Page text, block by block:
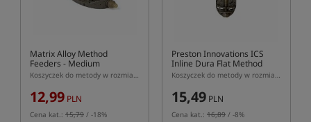
Matrix Alloy Method
Feeders - Medium
Koszyczek do metody w rozmiarze M z systemem szybkiej wymiany
12,99 PLN
Cena kat.: 15,79 / -18%
Preston Innovations ICS
Inline Dura Flat Method
Feeder - Medium
Koszyczek do metody w rozmiarze M z systemem ICS
15,49 PLN
Cena kat.: 16,89 / -8%